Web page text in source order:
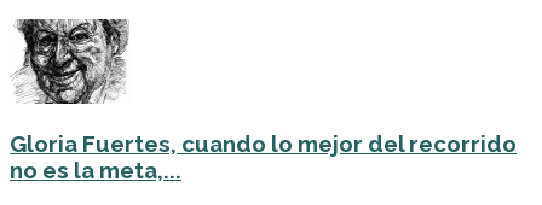
Gloria Fuertes, cuando lo mejor del recorrido
no es la meta,...